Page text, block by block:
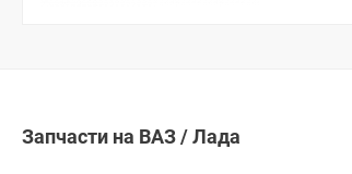
Запчасти на ВАЗ / Лада